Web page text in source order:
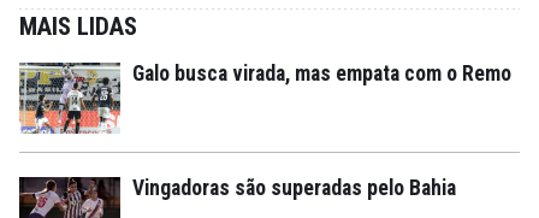
MAIS LIDAS
Galo busca virada, mas empata com o Remo
Vingadoras são superadas pelo Bahia